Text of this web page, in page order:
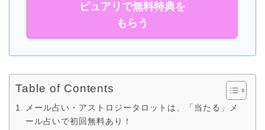
ピュアリで無料特典を
もらう
Table of Contents
メール占い・アストロジータロットは、「当たる」メ
ール占いで初回無料あり！